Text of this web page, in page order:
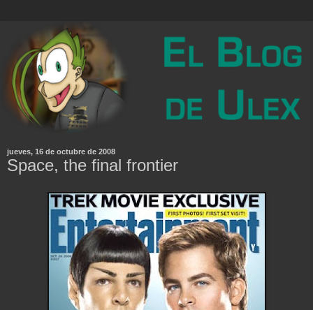
jueves, 16 de octubre de 2008
Space, the final frontier